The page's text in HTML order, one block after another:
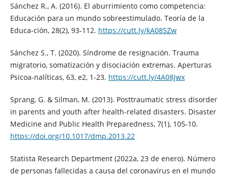
Sánchez R., A. (2016). El aburrimiento como competencia:
Educación para un mundo sobreestimulado. Teoría de la
Educa-ción, 28(2), 93-112. https://cutt.ly/kA08SZw
Sánchez S., T. (2020). Síndrome de resignación. Trauma
migratorio, somatización y disociación extremas. Aperturas
Psicoa-nalíticas, 63, e2, 1-23. https://cutt.ly/4A08Jwx
Sprang, G. & Silman, M. (2013). Posttraumatic stress disorder
in parents and youth after health-related disasters. Disaster
Medicine and Public Health Preparedness, 7(1), 105-10.
https://doi.org/10.1017/dmp.2013.22
Statista Research Department (2022a, 23 de enero). Número
de personas fallecidas a causa del coronavirus en el mundo